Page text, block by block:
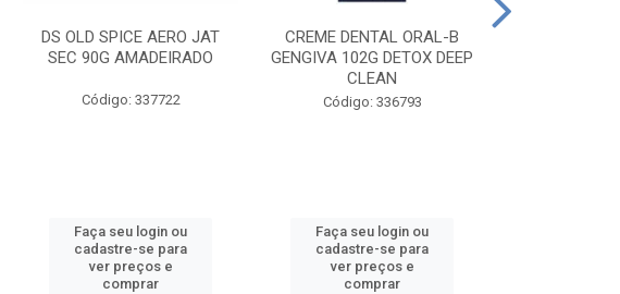
DS OLD SPICE AERO JAT
SEC 90G AMADEIRADO
Código: 337722
Faça seu login ou
cadastre-se para
ver preços e
comprar
CREME DENTAL ORAL-B
GENGIVA 102G DETOX DEEP
CLEAN
Código: 336793
Faça seu login ou
cadastre-se para
ver preços e
comprar